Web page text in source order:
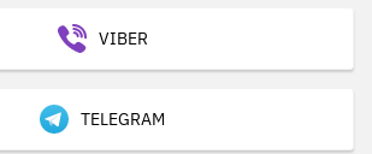
VIBER
TELEGRAM